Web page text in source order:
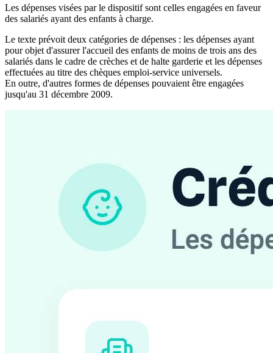
Les dépenses visées par le dispositif sont celles engagées en faveur
des salariés ayant des enfants à charge.
Le texte prévoit deux catégories de dépenses : les dépenses ayant
pour objet d'assurer l'accueil des enfants de moins de trois ans des
salariés dans le cadre de crèches et de halte garderie et les dépenses
effectuées au titre des chèques emploi-service universels.
En outre, d'autres formes de dépenses pouvaient être engagées
jusqu'au 31 décembre 2009.